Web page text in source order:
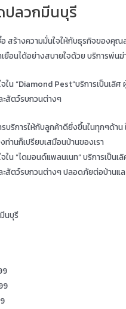
ปลวกมีนบุรี
อ สร้างความมั่นใจให้กับธุรกิจของคุณ
อนได้อย่างสบายใจด้วย บริการพ่นฆ่
จใน “Diamond Pest”บริการเป็นเลิ
สัตว์รบกวนต่างๆ
บริการให้กับลูกค้าดียิ่งขึ้นในทุกๆด้าน
ท่านก็เปรียบเสมือนบ้านของเรา
จใน “ไดมอนด์แพลนเนท” บริการเป็น
ะสัตว์รบกวนต่างๆ ปลอดภัยต่อบ้านแ
นบุรี